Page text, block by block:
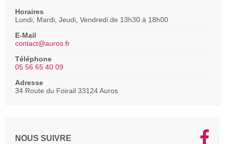
Horaires
Lundi, Mardi, Jeudi, Vendredi de 13h30 à 18h00
E-Mail
contact@auros.fr
Téléphone
05 56 65 40 09
Adresse
34 Route du Foirail 33124 Auros
NOUS SUIVRE